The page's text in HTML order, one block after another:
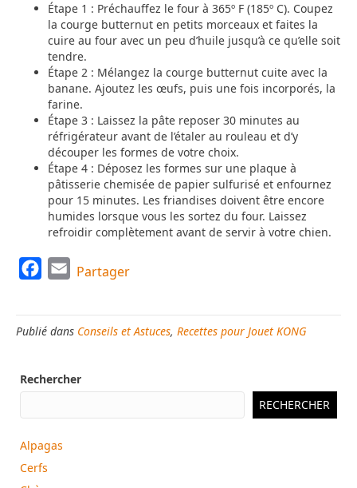
Étape 1 : Préchauffez le four à 365º F (185º C). Coupez
la courge butternut en petits morceaux et faites la
cuire au four avec un peu d’huile jusqu’à ce qu’elle soit
tendre.
Étape 2 : Mélangez la courge butternut cuite avec la
banane. Ajoutez les œufs, puis une fois incorporés, la
farine.
Étape 3 : Laissez la pâte reposer 30 minutes au
réfrigérateur avant de l’étaler au rouleau et d’y
découper les formes de votre choix.
Étape 4 : Déposez les formes sur une plaque à
pâtisserie chemisée de papier sulfurisé et enfournez
pour 15 minutes. Les friandises doivent être encore
humides lorsque vous les sortez du four. Laissez
refroidir complètement avant de servir à votre chien.
c
e
o
a
i
Partager
Publié dans Conseils et Astuces, Recettes pour Jouet KONG
Rechercher
RECHERCHER
Alpagas
Cerfs